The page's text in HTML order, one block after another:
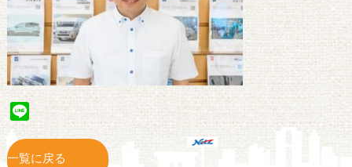
Line
一覧に戻る